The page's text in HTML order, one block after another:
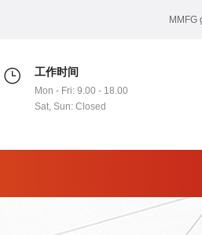
MMFG
工作时间
Mon - Fri: 9.00 - 18.00
Sat, Sun: Closed